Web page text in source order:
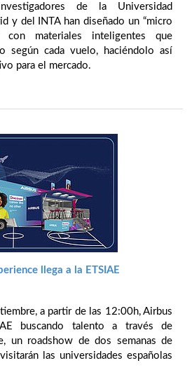
de la Universidad
y del INTA han diseñado un “micro
con materiales inteligentes que
según cada vuelo, haciéndolo así
para el mercado.
llega a la ETSIAE
a partir de las 12:00h, Airbus
buscando talento a través de
un roadshow de dos semanas de
las universidades españolas